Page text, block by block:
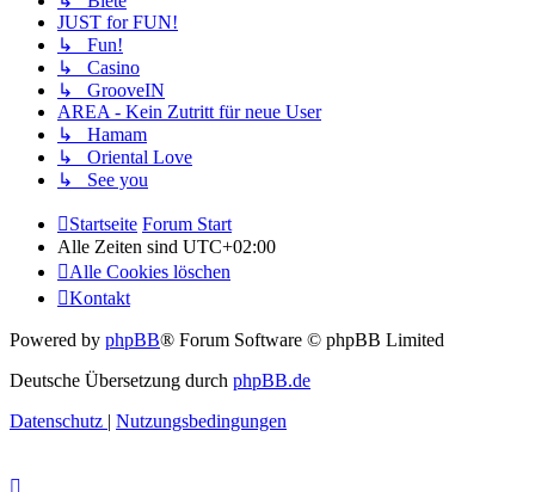
JUST for FUN!
↳ Fun!
↳ Casino
↳ GrooveIN
AREA - Kein Zutritt für neue User
↳ Hamam
↳ Oriental Love
↳ See you
Startseite Forum Start
Alle Zeiten sind UTC+02:00
Alle Cookies löschen
Kontakt
Powered by phpBB® Forum Software © phpBB Limited
Deutsche Übersetzung durch phpBB.de
Datenschutz | Nutzungsbedingungen